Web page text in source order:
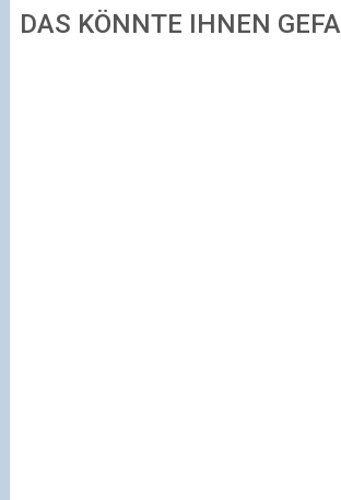
DAS KÖNNTE IHNEN